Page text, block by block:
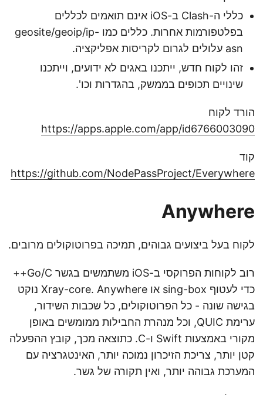
כללי ה-Clash ב-iOS אינם תואמים לכללים
בפלטפורמות אחרות. כללים כמו geosite/geoip/ip-
asn עלולים לגרום לקריסות אפליקציה.
זהו לקוח חדש, ייתכנו באגים לא ידועים, וייתכנו
שינויים תכופים בממשק, בהגדרות וכו'.
הורד לקוח
https://apps.apple.com/app/id6766003090
קוד
https://github.com/NodePassProject/Everywhere
Anywhere
לקוח בעל ביצועים גבוהים, תמיכה בפרוטוקולים מרובים.
רוב לקוחות הפרוקסי ב-iOS משתמשים בגשר Go/C++
כדי לעטוף sing-box או Xray-core. Anywhere נוקט
בגישה שונה - כל הפרוטוקולים, כל שכבות השידור,
ערימת QUIC, וכל מנהרת החבילות ממומשים באופן
מקורי באמצעות Swift ו-C. כתוצאה מכך, קובץ ההפעלה
קטן יותר, צריכת הזיכרון נמוכה יותר, האינטגרציה עם
המערכת גבוהה יותר, ואין תקורה של גשר.